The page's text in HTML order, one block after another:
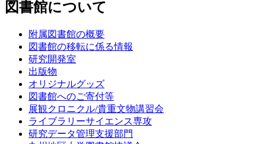
図書館について
附属図書館の概要
図書館の移転に係る情報
研究開発室
出版物
オリジナルグッズ
図書館へのご寄付等
展観クロニクル/貴重文物講習会
ライブラリーサイエンス専攻
研究データ管理支援部門